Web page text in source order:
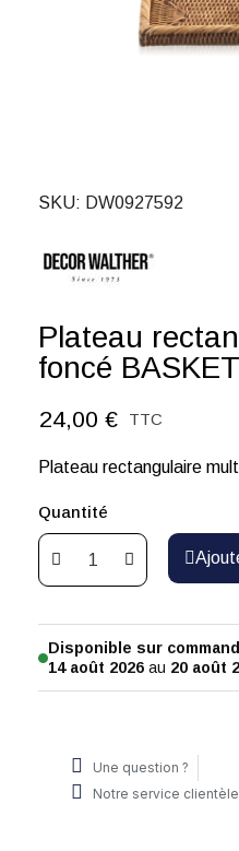
SKU DW0927592
Plateau
foncé
24,00 € TTC
Plateau rectangulaire
Quantité
Disponible sur
14 août 2026 au 20 août
Une question ?
Notre service